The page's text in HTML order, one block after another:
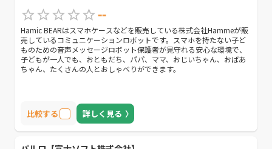
--
Hamic BEARはスマホケースなどを販売している株式会社Hammeが販
売しているコミュニケーションロボットです。スマホを持たない子ど
ものための音声メッセージロボット保護者が見守れる安心な環境で、
子どもが一人でも、おともだち、パパ、ママ、おじいちゃん、おばあ
ちゃん、たくさんの人とおしゃべりができます。
比較する 詳しく見る